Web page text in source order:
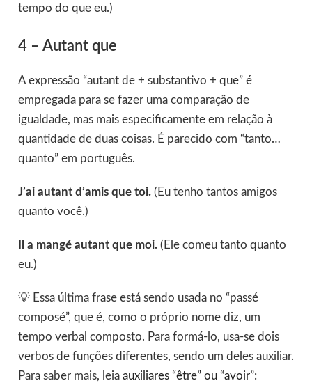
tempo do que eu.)
4 – Autant que
A expressão “autant de + substantivo + que” é
empregada para se fazer uma comparação de
igualdade, mas mais especificamente em relação à
quantidade de duas coisas. É parecido com “tanto…
quanto” em português.
J’ai autant d’amis que toi. (Eu tenho tantos amigos
quanto você.)
Il a mangé autant que moi.(Ele comeu tanto quanto
eu.)
💡 Essa última frase está sendo usada no “passé
composé”, que é, como o próprio nome diz, um
tempo verbal composto. Para formá-lo, usa-se dois
verbos de funções diferentes, sendo um deles auxiliar.
Para saber mais, leia auxiliares “être” ou “avoir”: